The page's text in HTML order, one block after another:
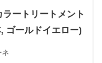
ートリートメント
ゴールドイエロー)
ネ